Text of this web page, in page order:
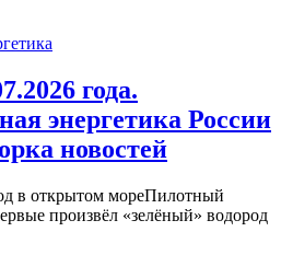
года.
энергетика России
новостей
в открытом мореПилотный
произвёл «зелёный» водород